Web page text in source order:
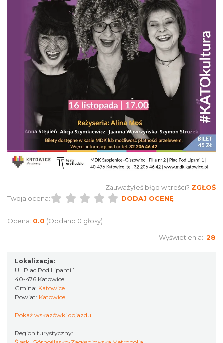
LORD OF THE DANCE 2026
Katowice
2026-12-11
5.07 km
Poland Bachaturo Festiwal
2026-08-14
17th WORLD BRIDGE SERIES – Katowice
2026
5.09 km
Zauważyłeś błąd w treści? ZGŁOŚ
Twoja ocena:
DODAJ OCENĘ
Ocena: 0.0 (Oddano 0 głosy)
Wyświetlenia: 28
Lokalizacja:
Ul. Plac Pod Lipami 1
40-476 Katowice
Gmina: Katowice
Powiat: Katowice
Pokaż wskazówki dojazdu
Region turystyczny: